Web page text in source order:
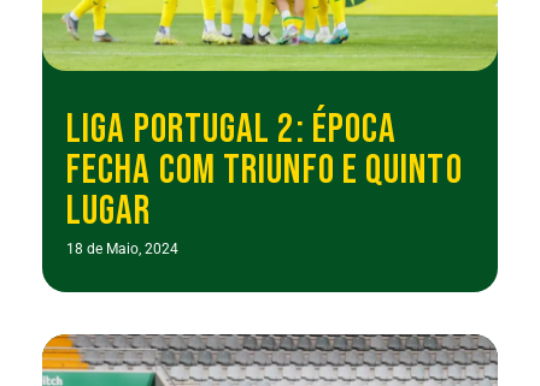
LIGA PORTUGAL 2: ÉPOCA
FECHA COM TRIUNFO E QUINTO
LUGAR
18 de Maio, 2024